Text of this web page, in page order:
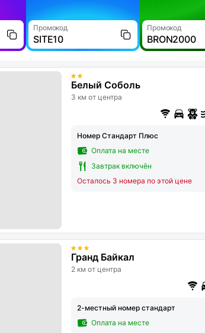
Промокод
SITE10
Промокод
BRON2000
Белый Соболь
3 км от центра
Номер Стандарт Плюс
Оплата на месте
Завтрак включён
Осталось 3 номера по этой цене
Гранд Байкал
2 км от центра
2-местный номер стандарт
Оплата на месте